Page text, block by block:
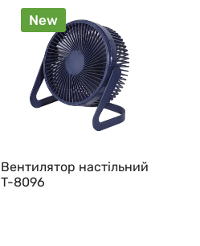
New
Вентилятор настільний
T-8096